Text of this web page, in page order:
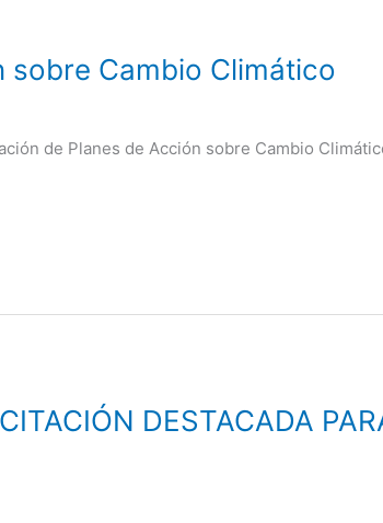
sobre Cambio Climático
de Planes de Acción sobre Cambio
DESTACADA